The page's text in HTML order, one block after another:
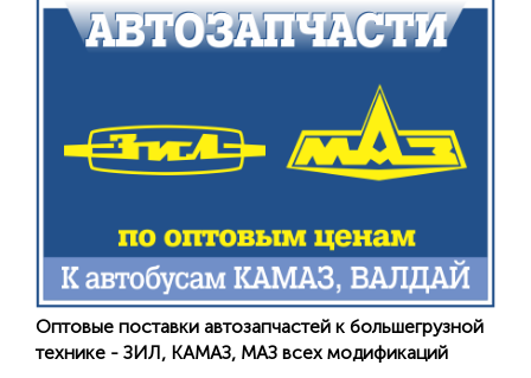
Оптовые поставки автозапчастей к большегрузной
технике - ЗИЛ, КАМАЗ, МАЗ всех модификаций